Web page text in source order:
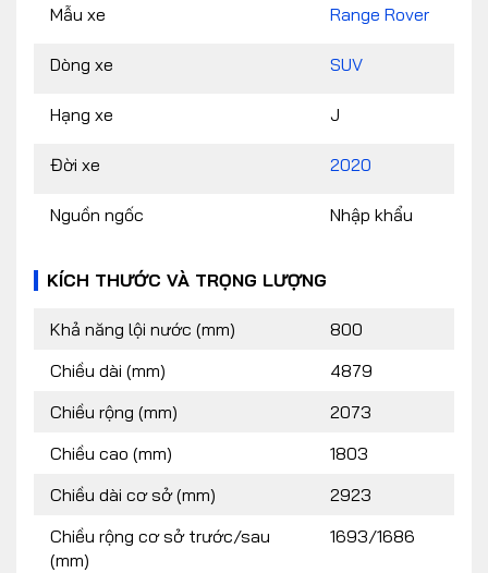
Mẫu xe Range Rover
Dòng xe SUV
Hạng xe J
Đời xe 2020
Nguồn ngốc Nhập khẩu
KÍCH THƯỚC VÀ TRỌNG LƯỢNG
Khả năng lội nước (mm)
800
Chiều dài (mm)
4879
Chiều rộng (mm)
2073
Chiều cao (mm)
1803
Chiều dài cơ sở (mm)
2923
Chiều rộng cơ sở trước/sau
(mm)
1693/1686